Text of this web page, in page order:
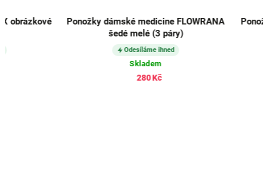
Ponožky dámské medicine FLOWRANA
šedé melé (3 páry)
Odesíláme ihned
Ponožky extra